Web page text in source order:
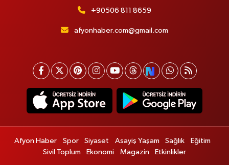
+90506 811 8659
afyonhaber.com@gmail.com
Afyon Haber Spor Siyaset Asayiş Yaşam Sağlık
Eğitim
Sivil Toplum
Ekonomi Magazin Etkinlikler